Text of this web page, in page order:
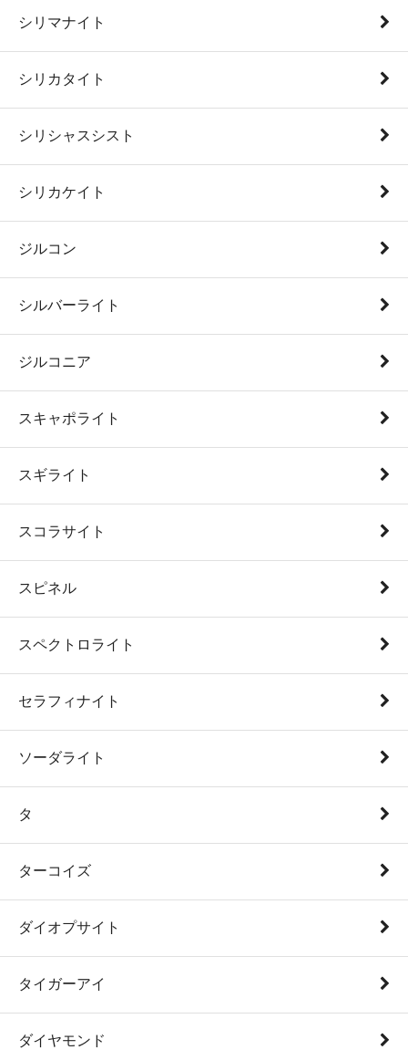
シリマナイト
シリカタイト
シリシャスシスト
シリカケイト
ジルコン
シルバーライト
ジルコニア
スキャポライト
スギライト
スコラサイト
スピネル
スペクトロライト
セラフィナイト
ソーダライト
タ
ターコイズ
ダイオプサイト
タイガーアイ
ダイヤモンド